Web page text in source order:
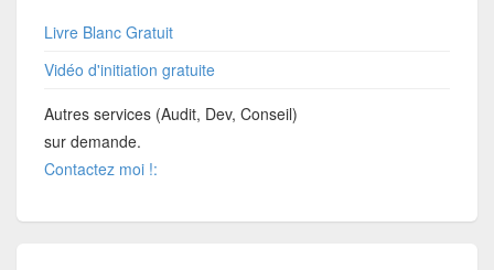
Livre Blanc Gratuit
Vidéo d'initiation gratuite
Autres services (Audit, Dev, Conseil)
sur demande.
Contactez moi !: